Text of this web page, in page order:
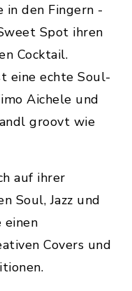
in den Fingern -
Spot ihren
Cocktail.
eine echte Soul-
Aichele und
groovt wie
auf ihrer
Soul, Jazz und
einen
Covers und